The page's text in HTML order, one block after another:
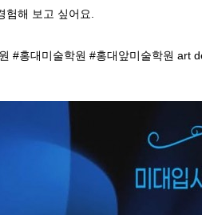
해 보고 싶어요.
#홍대미술학원 #홍대앞미술학원